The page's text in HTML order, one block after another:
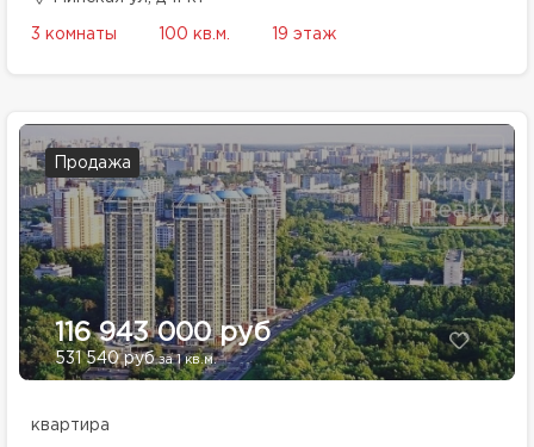
3 комнаты 100 кв.м. 19 этаж
Продажа
116 943 000 руб
531 540 рубза 1 кв.м.
квартира